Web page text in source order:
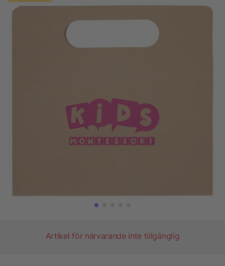
Artikel för närvarande inte tillgänglig